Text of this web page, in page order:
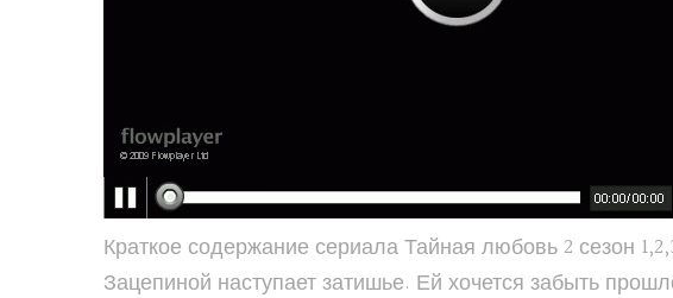
Краткое содержание сериала Тайная любовь 2 сезон
Зацепиной наступает затишье. Ей хочется забыть